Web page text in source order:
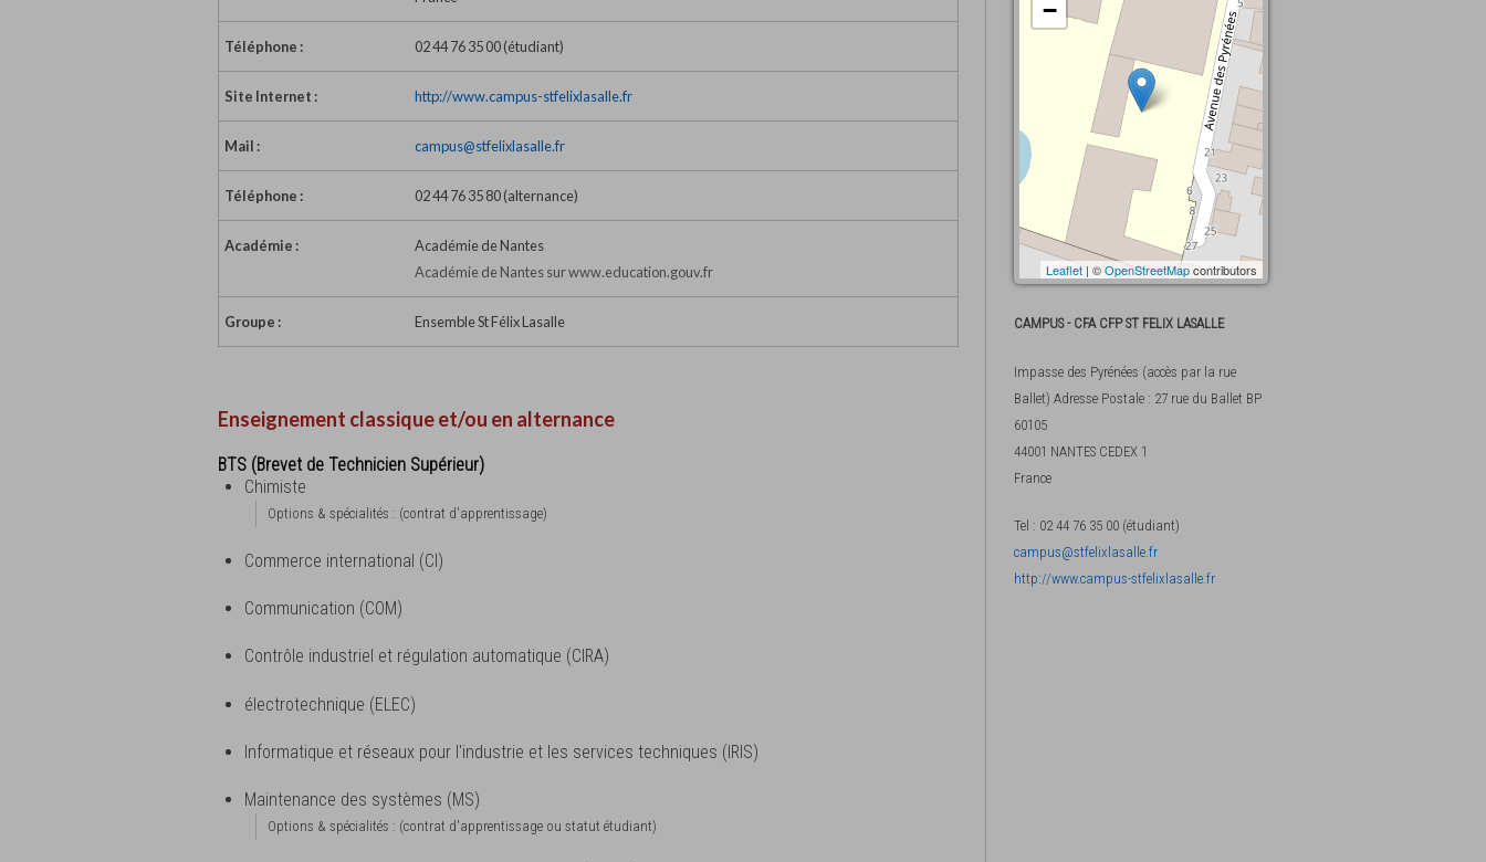
Téléphone : 02 44 76 35 00 (étudiant)
Site Internet : http://www.campus-stfelixlasalle.fr
Mail : campus@stfelixlasalle.fr
Téléphone : 02 44 76 35 80 (alternance)
Académie :
Académie de Nantes
Académie de Nantes sur www.education.gouv.fr
Groupe : Ensemble St Félix Lasalle
Enseignement classique et/ou en alternance
BTS (Brevet de Technicien Supérieur)
Chimiste
Options & spécialités : (contrat d'apprentissage)
Commerce international (CI)
Communication (COM)
Contrôle industriel et régulation automatique (CIRA)
électrotechnique (ELEC)
Informatique et réseaux pour l'industrie et les services techniques (IRIS)
Maintenance des systèmes (MS)
Options & spécialités : (contrat d'apprentissage ou statut étudiant)
−
Leaflet | ©OpenStreetMapcontributors
CAMPUS - CFA CFP ST FELIX LASALLE
Impasse des Pyrénées (accès par la rue
Ballet) Adresse Postale : 27 rue du Ballet BP
60105
44001 NANTES CEDEX 1
France
Tel : 02 44 76 35 00 (étudiant)
campus@stfelixlasalle.fr
http://www.campus-stfelixlasalle.fr